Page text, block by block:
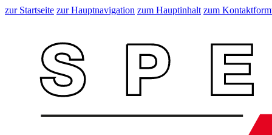
zur Startseite zur Hauptnavigation zum Hauptinhalt zum